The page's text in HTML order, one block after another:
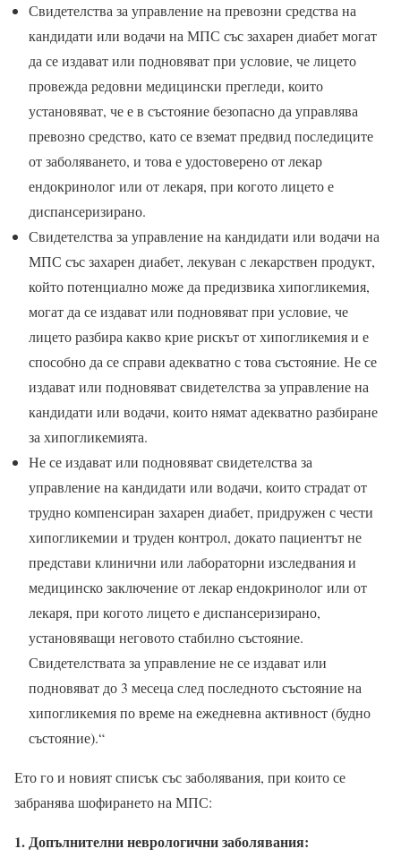
Свидетелства за управление на превозни средства на
кандидати или водачи на МПС със захарен диабет могат
да се издават или подновяват при условие, че лицето
провежда редовни медицински прегледи, които
установяват, че е в състояние безопасно да управлява
превозно средство, като се вземат предвид последиците
от заболяването, и това е удостоверено от лекар
ендокринолог или от лекаря, при когото лицето е
диспансеризирано.
Свидетелства за управление на кандидати или водачи на
МПС със захарен диабет, лекуван с лекарствен продукт,
който потенциално може да предизвика хипогликемия,
могат да се издават или подновяват при условие, че
лицето разбира какво крие рискът от хипогликемия и е
способно да се справи адекватно с това състояние. Не се
издават или подновяват свидетелства за управление на
кандидати или водачи, които нямат адекватно разбиране
за хипогликемията.
Не се издават или подновяват свидетелства за
управление на кандидати или водачи, които страдат от
трудно компенсиран захарен диабет, придружен с чести
хипогликемии и труден контрол, докато пациентът не
представи клинични или лабораторни изследвания и
медицинско заключение от лекар ендокринолог или от
лекаря, при когото лицето е диспансеризирано,
установяващи неговото стабилно състояние.
Свидетелствата за управление не се издават или
подновяват до 3 месеца след последното състояние на
хипогликемия по време на ежедневна активност (будно
състояние).“
Ето го и новият списък със заболявания, при които се
забранява шофирането на МПС:
1. Допълнителни неврологични заболявания: